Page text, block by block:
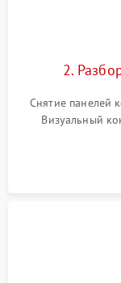
2.
Снятие панелей
Визуальный
захвата,